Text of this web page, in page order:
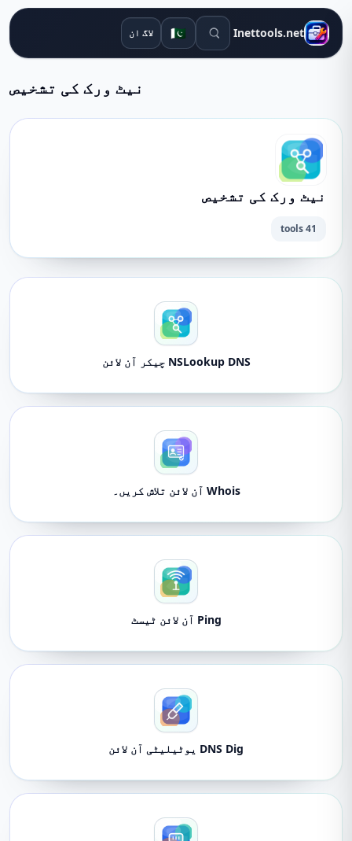
Inettools.net تلاش کے اوزار
🇵🇰 لاگ ان
نیٹ ورک کی تشخیص
نیٹ ورک کی تشخیص
41 tools
NSLookup DNS چیکر آن لائن
Whois آن لائن تلاش کریں۔
Ping آن لائن ٹیسٹ
DNS Dig یوٹیلیٹی آن لائن